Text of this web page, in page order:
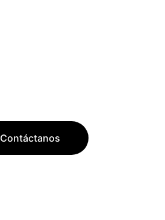
Contáctanos